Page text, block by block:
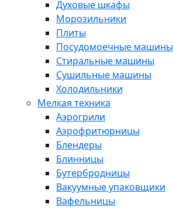
Духовые шкафы
Морозильники
Плиты
Посудомоечные машины
Стиральные машины
Сушильные машины
Холодильники
Мелкая техника
Аэрогрили
Аэрофритюрницы
Блендеры
Блинницы
Бутербродницы
Вакуумные упаковщики
Вафельницы